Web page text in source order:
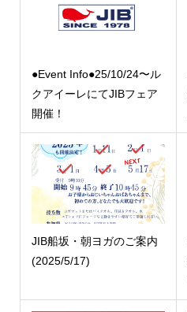
●Event Info●25/10/24〜ル
クアイーレにてJIBフェア
開催！
JIB船坂・朝ヨガのご案内
(2025/5/17)